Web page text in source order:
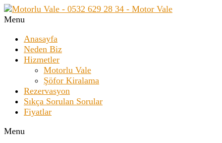
Menu
Anasayfa
Neden Biz
Hizmetler
Motorlu Vale
Şöfor Kiralama
Rezervasyon
Sıkça Sorulan Sorular
Fiyatlar
Menu